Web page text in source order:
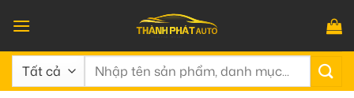
qua
nội
dung
Tìm